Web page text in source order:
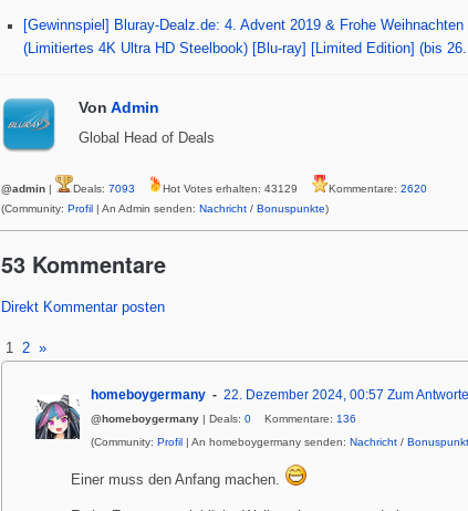
[Gewinnspiel] Bluray-Dealz.de: 4. Advent 2019 & Frohe
(Limitiertes 4K Ultra HD Steelbook) [Blu-ray] [Limited Edition] (bis
Von Admin
Global Head of Deals
@admin Deals: 7093 Hot Votes erhalten: 43129 Kommentare: 2620
(Community: Profil | An Admin senden: Nachricht / Bonuspunkte)
53 Kommentare
Direkt Kommentar posten
1 2 »
homeboygermany 22. Dezember 2024, 00:57 Zum
@homeboygermany | Deals: 0 Kommentare: 136
(Community: Profil | An homeboygermany senden: Nachricht /
Einer muss den Anfang machen.